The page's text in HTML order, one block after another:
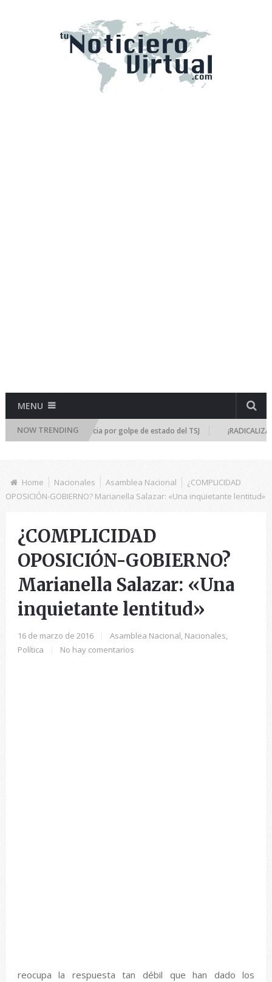
MENU
NOW TRENDING
reúne de emergencia por golpe de estado del TSJ ¡RADICALIZA LA
Home Nacionales Asamblea Nacional
¿COMPLICIDAD
OPOSICIÓN-GOBIERNO? Marianella Salazar: «Una inquietante lentitud»
¿COMPLICIDAD
OPOSICIÓN-GOBIERNO?
Marianella Salazar: «Una
inquietante lentitud»
16 de marzo de 2016 Asamblea Nacional, Nacionales,
Política
No hay comentarios
reocupa la respuesta tan débil que han dado los